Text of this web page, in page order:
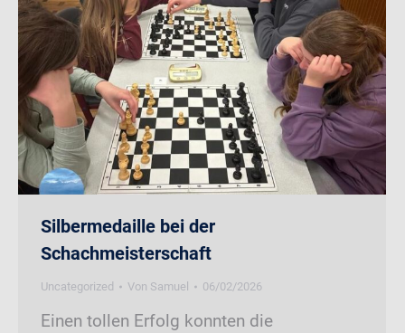
Silbermedaille bei der
Schachmeisterschaft
Uncategorized Von Samuel 06/02/2026
Einen tollen Erfolg konnten die